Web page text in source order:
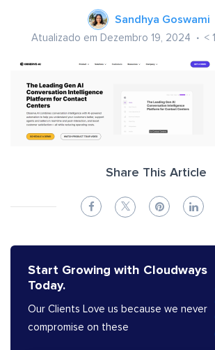
Sandhya Goswami
Atualizado em Dezembro 19, 2024 < 1
Share This Article
Start Growing with Cloudways
Today.
Our Clients Love us because we never
compromise on these